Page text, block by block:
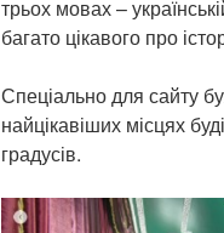
трьох мовах –
багато цікавого про
Спеціально для сайту
найцікавіших місцях
градусів.